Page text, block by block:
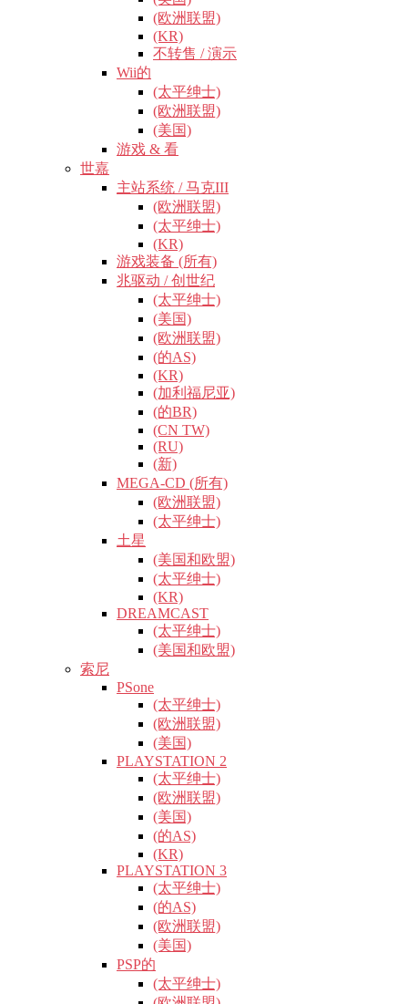
(欧洲联盟)
(KR)
不转售 / 演示
Wii的
(太平绅士)
(欧洲联盟)
(美国)
游戏 & 看
世嘉
主站系统 / 马克III
(欧洲联盟)
(太平绅士)
(KR)
游戏装备 (所有)
兆驱动 / 创世纪
(太平绅士)
(美国)
(欧洲联盟)
(的AS)
(KR)
(加利福尼亚)
(的BR)
(CN TW)
(RU)
(新)
MEGA-CD (所有)
(欧洲联盟)
(太平绅士)
土星
(美国和欧盟)
(太平绅士)
(KR)
DREAMCAST
(太平绅士)
(美国和欧盟)
索尼
PSone
(太平绅士)
(欧洲联盟)
(美国)
PLAYSTATION 2
(太平绅士)
(欧洲联盟)
(美国)
(的AS)
(KR)
PLAYSTATION 3
(太平绅士)
(的AS)
(欧洲联盟)
(美国)
PSP的
(太平绅士)